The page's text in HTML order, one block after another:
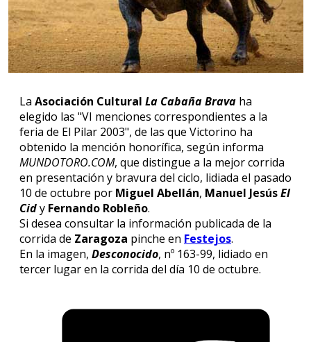
La Asociación Cultural La Cabaña Brava ha
elegido las "VI menciones correspondientes a la
feria de El Pilar 2003", de las que Victorino ha
obtenido la mención honorífica, según informa
MUNDOTORO.COM, que distingue a la mejor corrida
en presentación y bravura del ciclo, lidiada el pasado
10 de octubre por Miguel Abellán, Manuel JesúsEl
Cidy Fernando Robleño.
Si desea consultar la información publicada de la
corrida de Zaragoza pinche en Festejos.
En la imagen, Desconocido, nº 163-99, lidiado en
tercer lugar en la corrida del día 10 de octubre.